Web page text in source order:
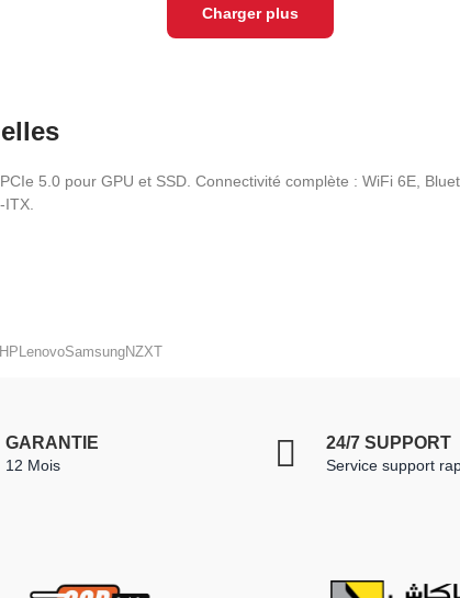
Charger plus
5.0 pour GPU et SSD. Connectivité complète : WiFi 6E,
LenovoSamsungNZXT
GARANTIE
12 Mois
24/7 SUPPORT
Service support